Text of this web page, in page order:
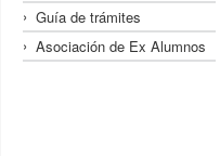
Guía de trámites
Asociación de Ex Alumnos